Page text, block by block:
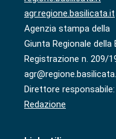
agr.regione.basilicata.it
Agenzia stampa della
Giunta Regionale della
Registrazione n. 209/
Direttore responsabile:
Redazione